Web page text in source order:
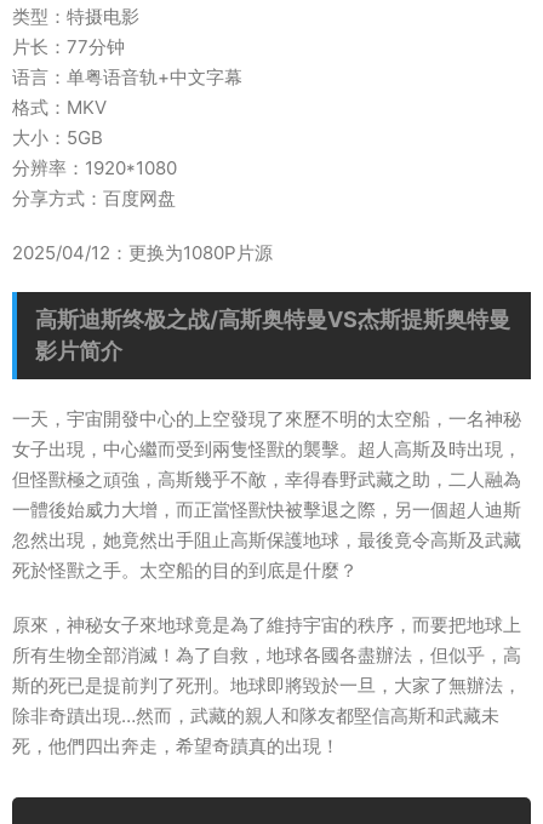
类型：特摄电影
片长：77分钟
语言：单粤语音轨+中文字幕
格式：MKV
大小：5GB
分辨率：1920*1080
分享方式：百度网盘
2025/04/12：更换为1080P片源
高斯迪斯终极之战/高斯奥特曼VS杰斯提斯奥特曼
影片简介
一天，宇宙開發中心的上空發現了來歷不明的太空船，一名神秘
女子出現，中心繼而受到兩隻怪獸的襲擊。超人高斯及時出現，
但怪獸極之頑強，高斯幾乎不敵，幸得春野武藏之助，二人融為
一體後始威力大增，而正當怪獸快被擊退之際，另一個超人迪斯
忽然出現，她竟然出手阻止高斯保護地球，最後竟令高斯及武藏
死於怪獸之手。太空船的目的到底是什麼？
原來，神秘女子來地球竟是為了維持宇宙的秩序，而要把地球上
所有生物全部消滅！為了自救，地球各國各盡辦法，但似乎，高
斯的死已是提前判了死刑。地球即將毀於一旦，大家了無辦法，
除非奇蹟出現…然而，武藏的親人和隊友都堅信高斯和武藏未
死，他們四出奔走，希望奇蹟真的出現！